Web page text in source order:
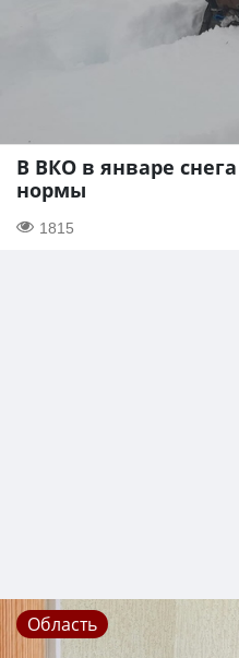
В ВКО в январе
нормы
1815
Область